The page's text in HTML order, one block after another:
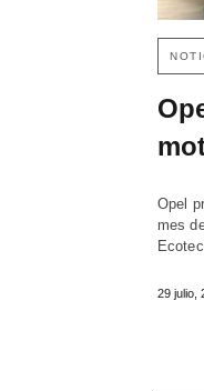
Opel
mes
29 julio,